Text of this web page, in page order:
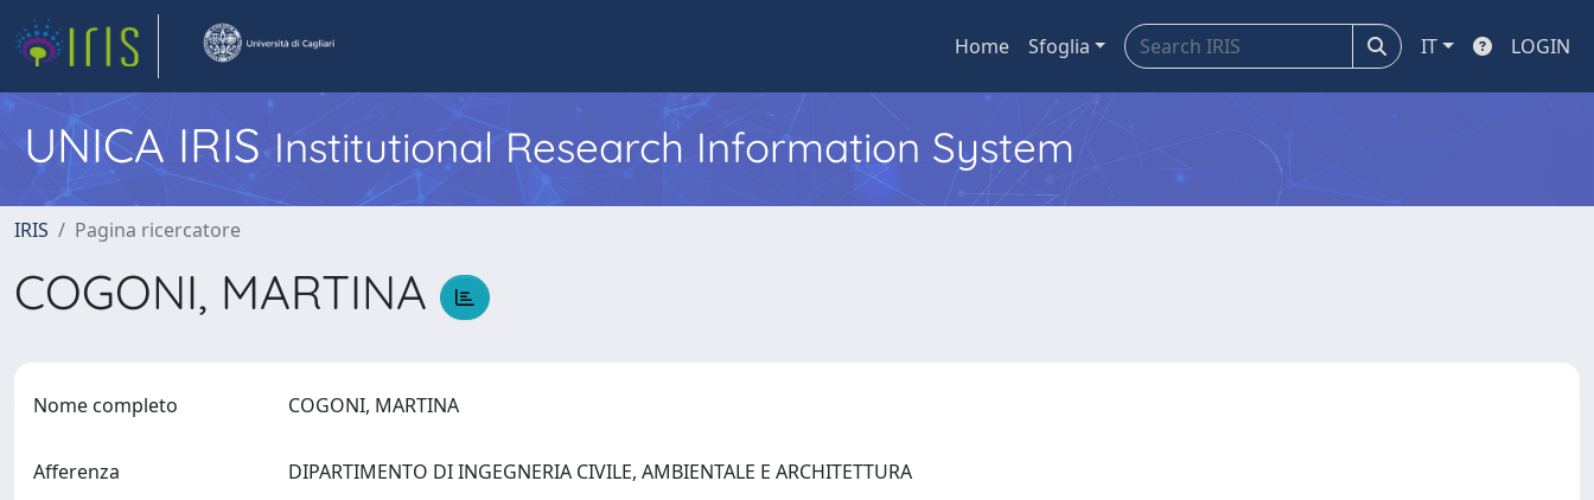
Home Sfoglia IT LOGIN
UNICA IRISInstitutional Research Information System
IRIS Pagina ricercatore
COGONI, MARTINA
Nome completo COGONI, MARTINA
Afferenza DIPARTIMENTO DI INGEGNERIA CIVILE, AMBIENTALE E ARCHITETTURA